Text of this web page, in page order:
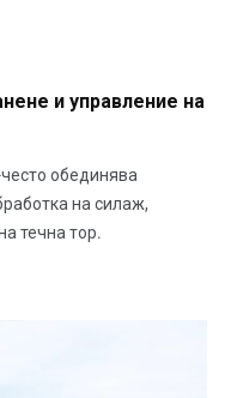
и управление на
обединява
на силаж,
течна тор.